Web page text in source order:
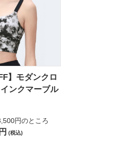
】モダンクロ
ンクマーブル
円のところ
(税込)